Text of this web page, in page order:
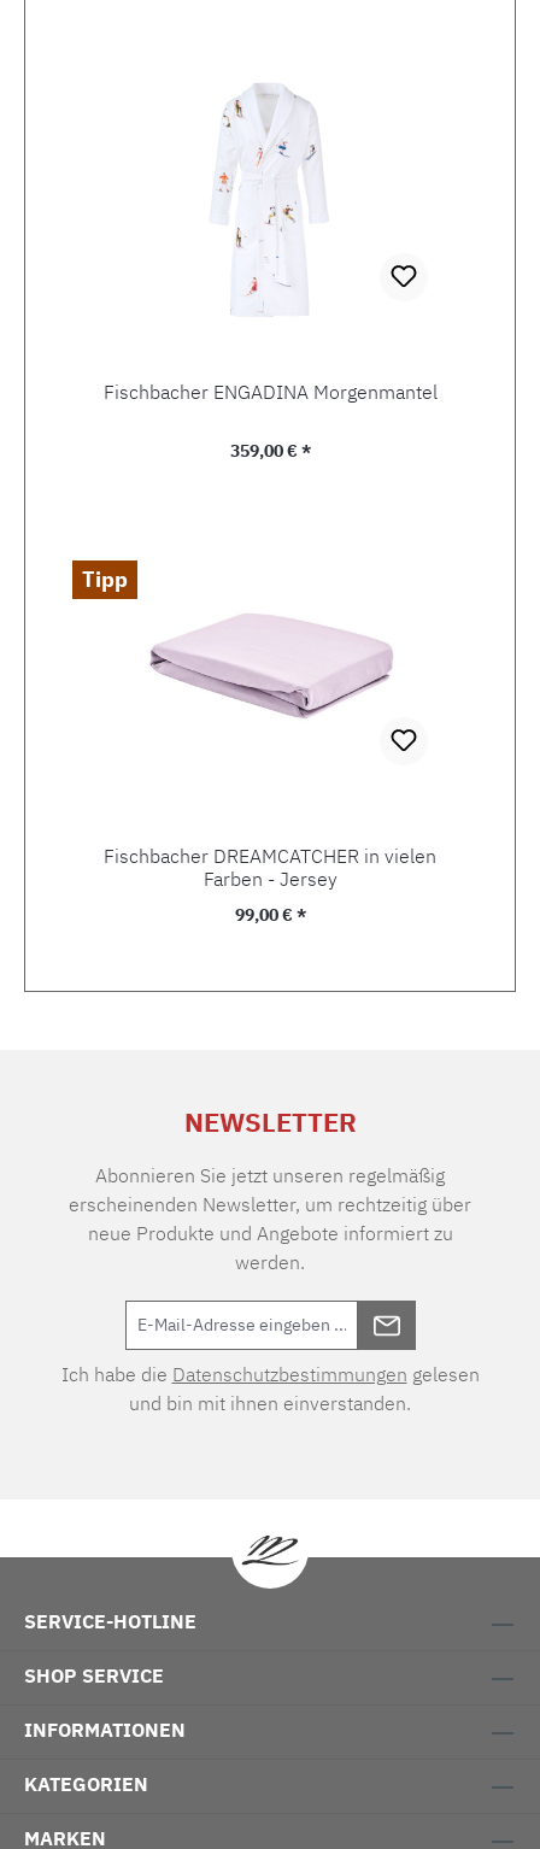
Fischbacher ENGADINA Morgenmantel
Regulärer Preis:
359,00 € *
Tipp
Fischbacher DREAMCATCHER in vielen
Farben - Jersey
Regulärer Preis:
99,00 € *
NEWSLETTER
Abonnieren Sie jetzt unseren regelmäßig
erscheinenden Newsletter, um rechtzeitig über
neue Produkte und Angebote informiert zu
werden.
Ich habe die Datenschutzbestimmungen gelesen
und bin mit ihnen einverstanden.
SERVICE-HOTLINE
SHOP SERVICE
INFORMATIONEN
KATEGORIEN
MARKEN